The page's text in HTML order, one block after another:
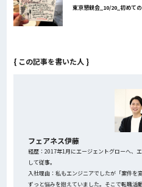
東京懇親会_10/20_初めて
{ この記事を書いた人 }
フェアネス伊藤
経歴：2017年1月にエージェントグローへ、
して従事。
入社理由：私もエンジニアでしたが「案件を
ずっと悩みを抱えていました。そこで転職活